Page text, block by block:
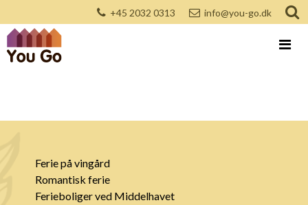
+45 2032 0313 info@you-go.dk
Ferie på vingård
Romantisk ferie
Ferieboliger ved Middelhavet